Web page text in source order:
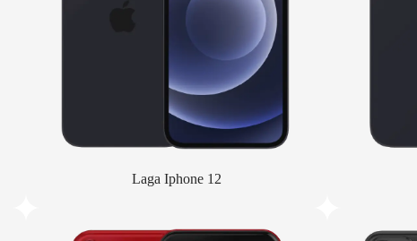
Laga Iphone 12